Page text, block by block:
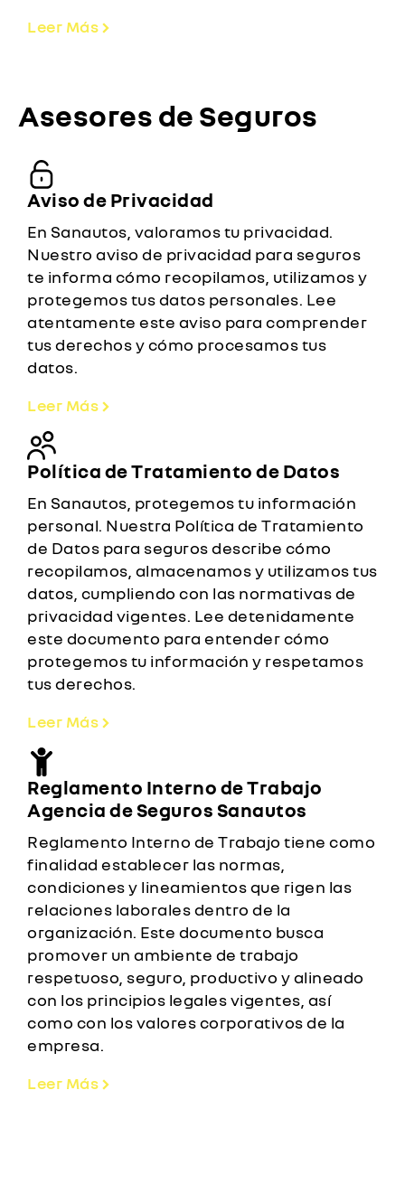
Leer Más
Asesores de Seguros
Aviso de Privacidad
En Sanautos, valoramos tu privacidad.
Nuestro aviso de privacidad para seguros
te informa cómo recopilamos, utilizamos y
protegemos tus datos personales. Lee
atentamente este aviso para comprender
tus derechos y cómo procesamos tus
datos.
Leer Más
Política de Tratamiento de Datos
En Sanautos, protegemos tu información
personal. Nuestra Política de Tratamiento
de Datos para seguros describe cómo
recopilamos, almacenamos y utilizamos tus
datos, cumpliendo con las normativas de
privacidad vigentes. Lee detenidamente
este documento para entender cómo
protegemos tu información y respetamos
tus derechos.
Leer Más
Reglamento Interno de Trabajo
Agencia de Seguros Sanautos
Reglamento Interno de Trabajo tiene como
finalidad establecer las normas,
condiciones y lineamientos que rigen las
relaciones laborales dentro de la
organización. Este documento busca
promover un ambiente de trabajo
respetuoso, seguro, productivo y alineado
con los principios legales vigentes, así
como con los valores corporativos de la
empresa.
Leer Más